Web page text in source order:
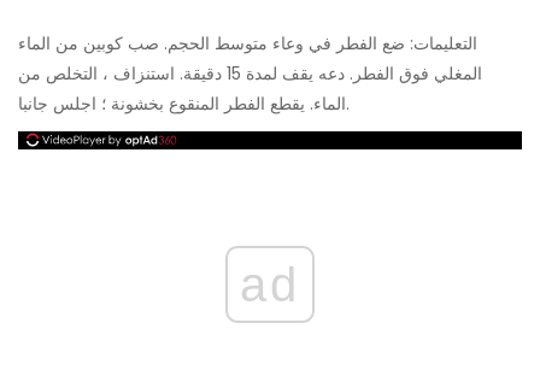
التعليمات: ضع الفطر في وعاء متوسط ​​الحجم. صب كوبين من الماء
المغلي فوق الفطر. دعه يقف لمدة 15 دقيقة. استنزاف ، التخلص من
الماء. يقطع الفطر المنقوع بخشونة ؛ اجلس جانبا.
ad